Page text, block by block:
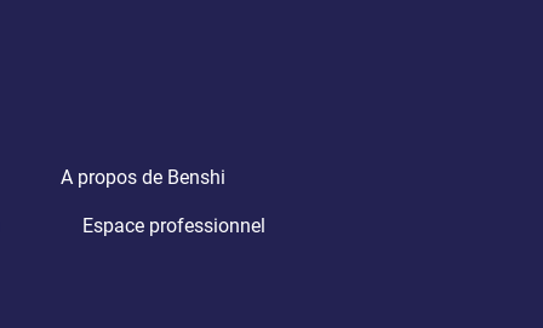
A propos de Benshi
Espace professionnel